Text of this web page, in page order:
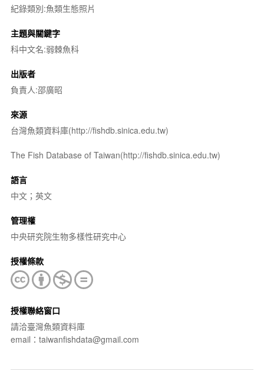
紀錄類別:魚類生態照片
主題與關鍵字
科中文名:弱棘魚科
出版者
負責人:邵廣昭
來源
台灣魚類資料庫(http://fishdb.sinica.edu.tw)
The Fish Database of Taiwan(http://fishdb.sinica.edu.tw)
語言
中文；英文
管理權
中央研究院生物多樣性研究中心
授權條款
授權聯絡窗口
請洽臺灣魚類資料庫
email：taiwanfishdata@gmail.com